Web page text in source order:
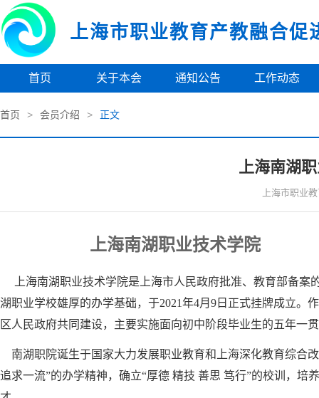
上海市职业教育产教融合促
首页 关于本会 通知公告 工作动态
首页 > 会员介绍 > 正文
上海南湖
上海市职业
上海南湖职业技术学院
上海南湖职业技术学院是上海市人民政府批准、教育部备案
湖职业学校雄厚的办学基础，于2021年4月9日正式挂牌成立。
区人民政府共同建设，主要实施面向初中阶段毕业生的五年一
南湖职院诞生于国家大力发展职业教育和上海深化教育综合
追求一流”的办学精神，确立“厚德 精技 善思 笃行”的校训，